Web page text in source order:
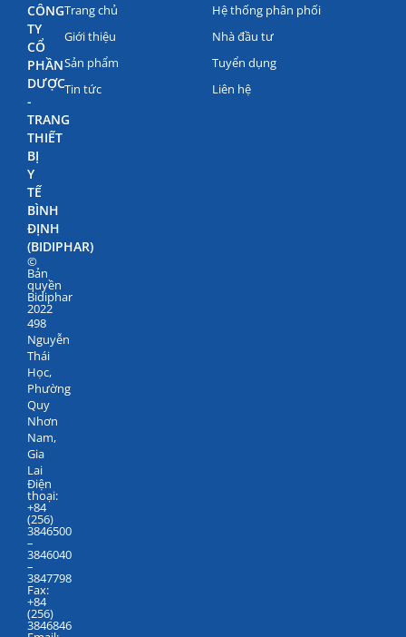
CÔNG
TY
CỔ
PHẦN
DƯỢC
-
TRANG
THIẾT
BỊ
Y
TẾ
BÌNH
ĐỊNH
(BIDIPHAR)
©
Bản
quyền
Bidiphar
2022
498
Nguyễn
Thái
Học,
Phường
Quy
Nhơn
Nam,
Gia
Lai
Điện
thoại:
+84
(256)
3846500
–
3846040
–
3847798
Fax:
+84
(256)
3846846
Trang chủ
Giới thiệu
Sản phẩm
Tin tức
Hệ thống phân phối
Nhà đầu tư
Tuyển dụng
Liên hệ